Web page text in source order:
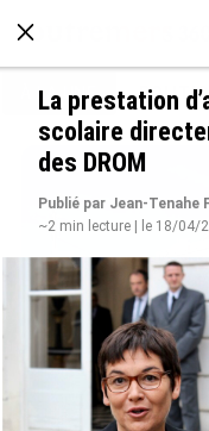
À LA UNE
La prestation
scolaire
des DROM
Publié par Jean-Tenahe
~2 min lecture | le 18/04/